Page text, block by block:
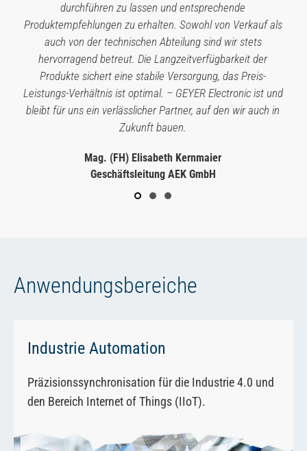
durchführen zu lassen und entsprechende
Produktempfehlungen zu erhalten. Sowohl von Verkauf als
auch von der technischen Abteilung sind wir stets
hervorragend betreut. Die Langzeitverfügbarkeit der
Produkte sichert eine stabile Versorgung, das Preis-
Leistungs-Verhältnis ist optimal. – GEYER Electronic ist und
bleibt für uns ein verlässlicher Partner, auf den wir auch in
Zukunft bauen.
Mag. (FH) Elisabeth Kernmaier
Geschäftsleitung AEK GmbH
Anwendungsbereiche
Industrie Automation
Präzisionssynchronisation für die Industrie 4.0 und
den Bereich Internet of Things (IIoT).